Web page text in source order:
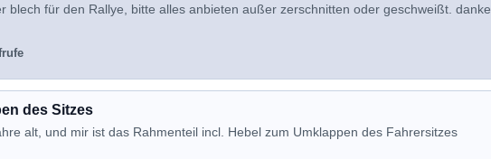
blech für den Rallye, bitte alles anbieten außer zerschnitten oder geschweißt. danke
des Sitzes
alt, und mir ist das Rahmenteil incl. Hebel zum Umklappen des Fahrersitzes